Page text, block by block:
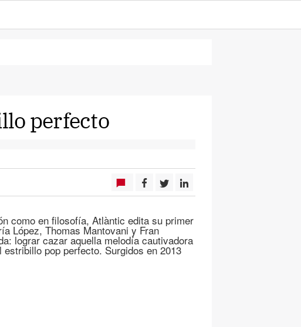
perfecto
como en filosofía, Atlàntic edita su primer
López, Thomas Mantovani y Fran
lograr cazar aquella melodía cautivadora
pop perfecto. Surgidos en 2013